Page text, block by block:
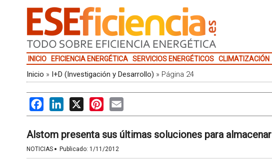
INICIO EFICIENCIA ENERGÉTICA SERVICIOS ENERGÉTICOS CLIMATIZACIÓN
Inicio » I+D (Investigación y Desarrollo) » Página 24
FacebookLinkedIn
X PinterestEmail
Alstom presenta sus últimas soluciones para
NOTICIAS · Publicado: 1/11/2012